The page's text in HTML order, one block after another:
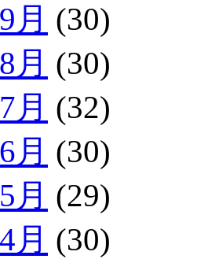
月 (30)
月 (30)
月 (32)
月 (30)
月 (29)
月 (30)